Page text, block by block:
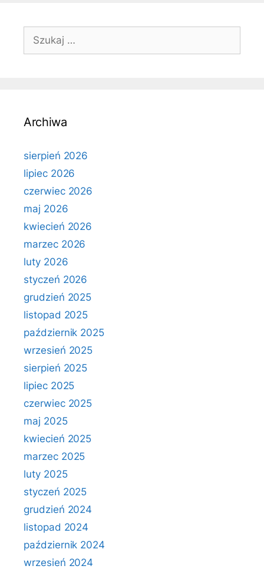
Szukaj:
Archiwa
sierpień 2026
lipiec 2026
czerwiec 2026
maj 2026
kwiecień 2026
marzec 2026
luty 2026
styczeń 2026
grudzień 2025
listopad 2025
październik 2025
wrzesień 2025
sierpień 2025
lipiec 2025
czerwiec 2025
maj 2025
kwiecień 2025
marzec 2025
luty 2025
styczeń 2025
grudzień 2024
listopad 2024
październik 2024
wrzesień 2024